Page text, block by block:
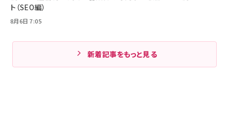
ト（SEO編）
8月6日 7:05
新着記事をもっと見る